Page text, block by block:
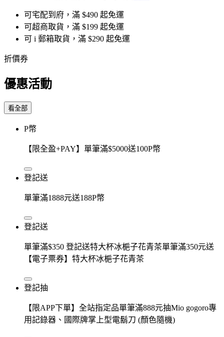
可宅配到府，滿 $490 起免運
可超商取貨，滿 $199 起免運
可 i 郵箱取貨，滿 $290 起免運
折價券
優惠活動
看全部
P幣
【限全盈+PAY】單筆滿$5000送100P幣
登記送
單筆滿1888元送188P幣
登記送
單筆滿$350 登記送特大杯冰梔子花青茶單筆滿350元送
【電子票券】特大杯冰梔子花青茶
登記抽
【限APP下單】全站指定品單筆滿888元抽Mio gogoro專
用記錄器、國際牌掌上型電鬍刀 (顏色隨機)